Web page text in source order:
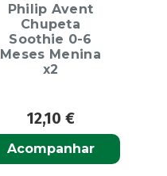
Philip Avent
Chupeta
Soothie 0-6
Meses Menina
x2
12,10 €
Acompanhar